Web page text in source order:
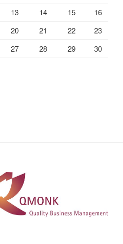
13 14 15
16
20 21 22
23
27 28 29
30